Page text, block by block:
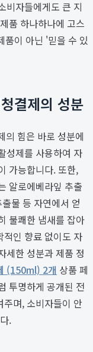
비자들에게도 큰 지
품 하나하나에 고스
이 아닌 '믿을 수 있
결제의 성분
힘은 바로 성분에
성제를 사용하여 자
가능합니다. 또한,
알로에베라잎 추출
물 등 자연에서 얻
불쾌한 냄새를 잡아
적인 향료 없이도 자
세한 성분과 제품 정
(150ml) 2개 상품 페
투명하게 공개된 전
며, 소비자들이 안
.